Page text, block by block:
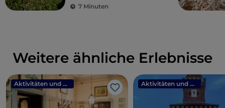
7 Minuten
Weitere ähnliche Erlebnisse
Aktivitäten und Erlebnisse
Like
Aktivitäten und Erlebnisse